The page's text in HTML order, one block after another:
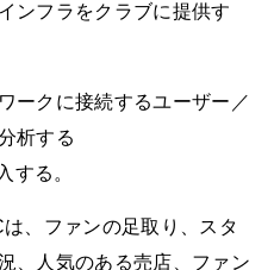
ンフラをクラブに提供す
ークに接続するユーザー／
析する
する。
、ファンの足取り、スタ
、人気のある売店、ファン